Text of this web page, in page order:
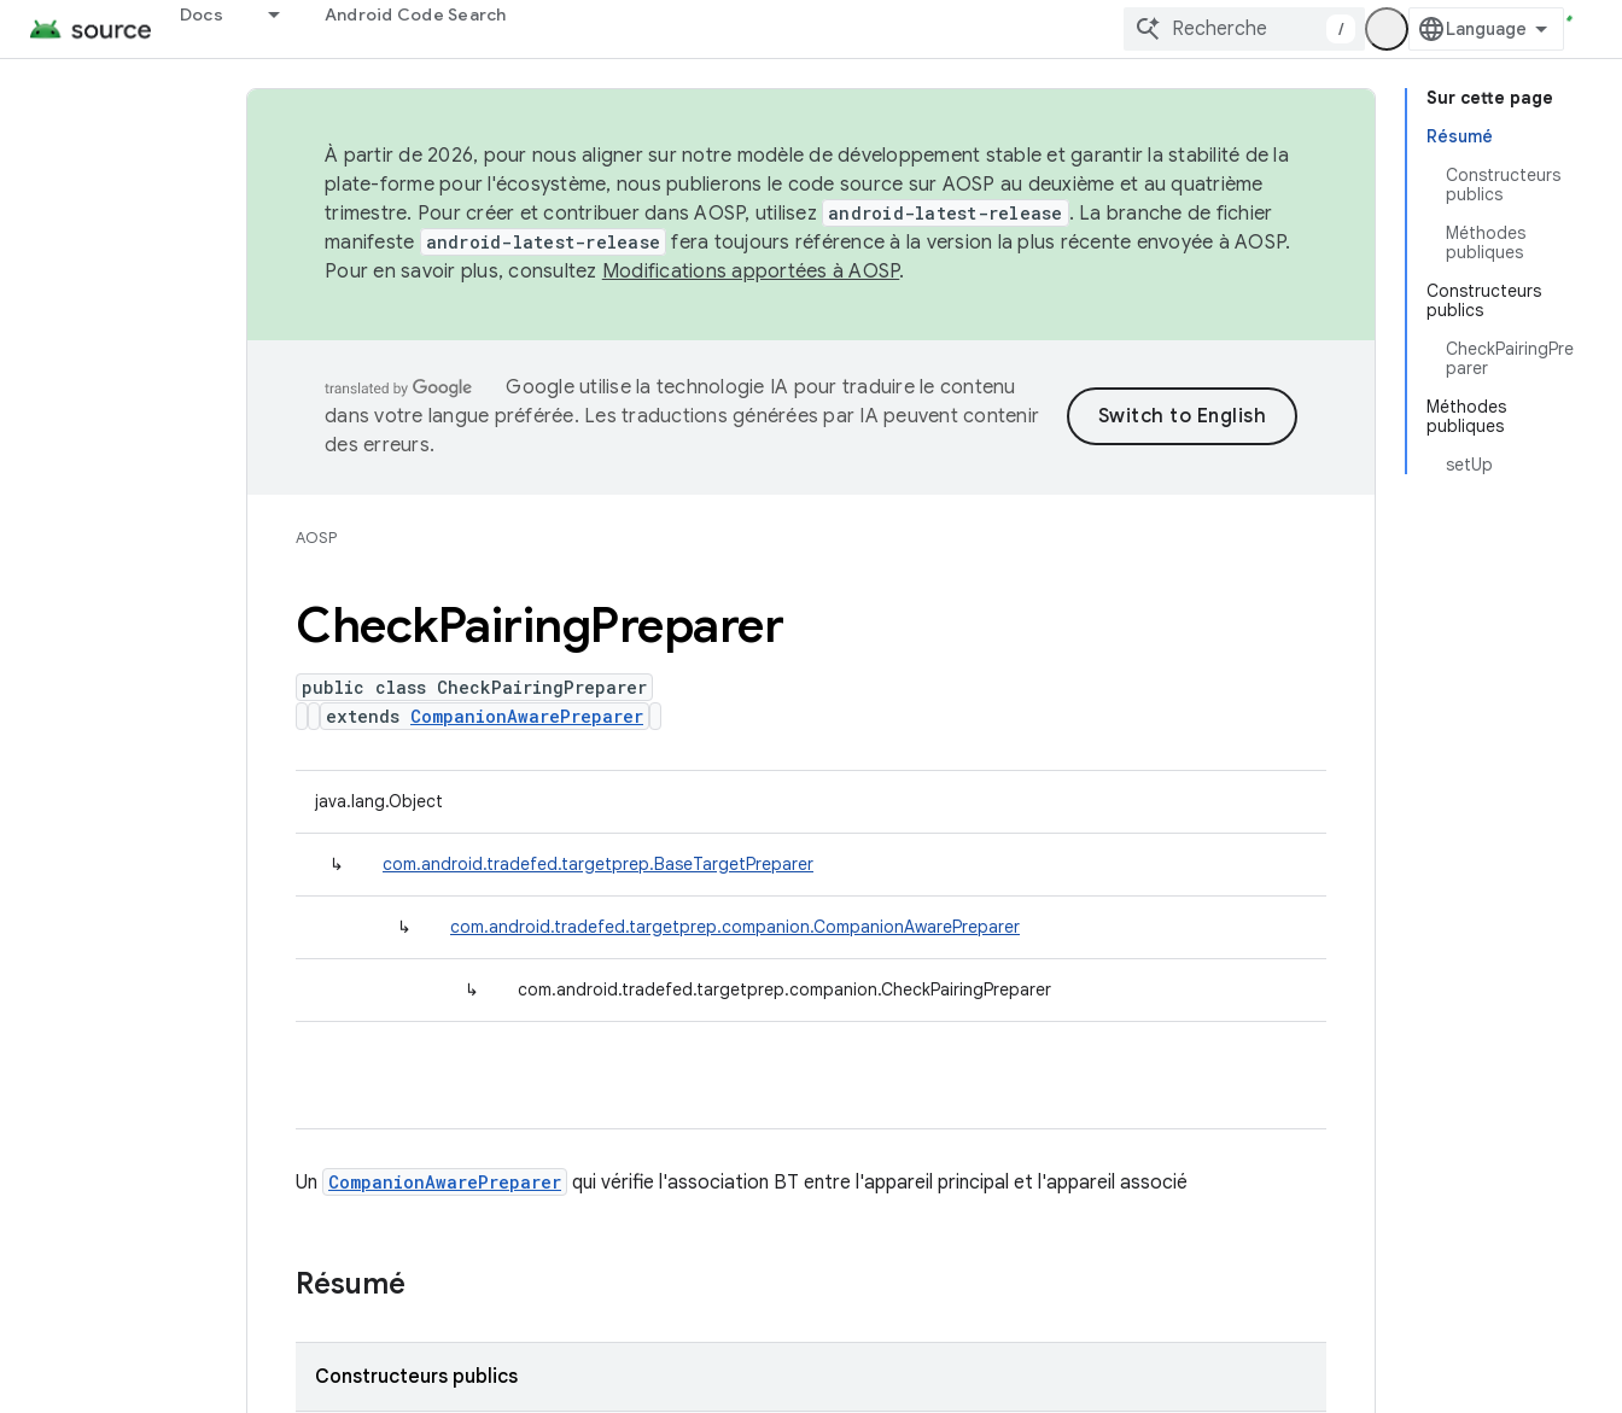
Docs Android Code Search
/
Sur cette page
Résumé
Constructeurs
publics
Méthodes
publiques
Constructeurs
publics
CheckPairingPre
parer
Méthodes
publiques
setUp
À partir de 2026, pour nous aligner sur notre modèle de développement stable et garantir la stabilité de la
plate-forme pour l'écosystème, nous publierons le code source sur AOSP au deuxième et au quatrième
trimestre. Pour créer et contribuer dans AOSP, utilisez android-latest-release . La branche de fichier
manifeste android-latest-release fera toujours référence à la version la plus récente envoyée à AOSP.
Pour en savoir plus, consultez Modifications apportées à AOSP.
Google utilise la technologie IA pour traduire le contenu
dans votre langue préférée. Les traductions générées par IA peuvent contenir
des erreurs.
AOSP
CheckPairingPreparer
public class CheckPairingPreparer
extends CompanionAwarePreparer
java.lang.Object
↳ com.android.tradefed.targetprep.BaseTargetPreparer
↳ com.android.tradefed.targetprep.companion.CompanionAwarePreparer
↳ com.android.tradefed.targetprep.companion.CheckPairingPreparer
Un CompanionAwarePreparer qui vérifie l'association BT entre l'appareil principal et l'appareil associé
Résumé
Constructeurs publics